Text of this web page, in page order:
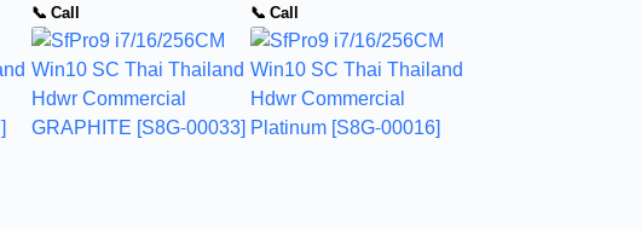
📞 Call 📞 Call